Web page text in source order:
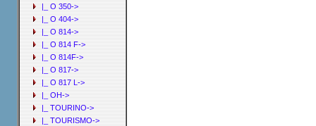
|_ O 350->
|_ O 404->
|_ O 814->
|_ O 814 F->
|_ O 814F->
|_ O 817->
|_ O 817 L->
|_ OH->
|_ TOURINO->
|_ TOURISMO->